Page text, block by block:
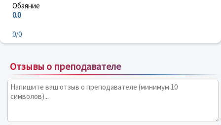
Обаяние
0.0
0/0
Отзывы о преподавателе